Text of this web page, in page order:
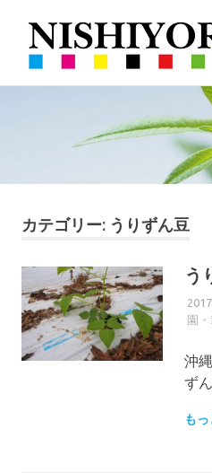
栽
カテゴリー: うりずん豆
う
園
沖
ず
も